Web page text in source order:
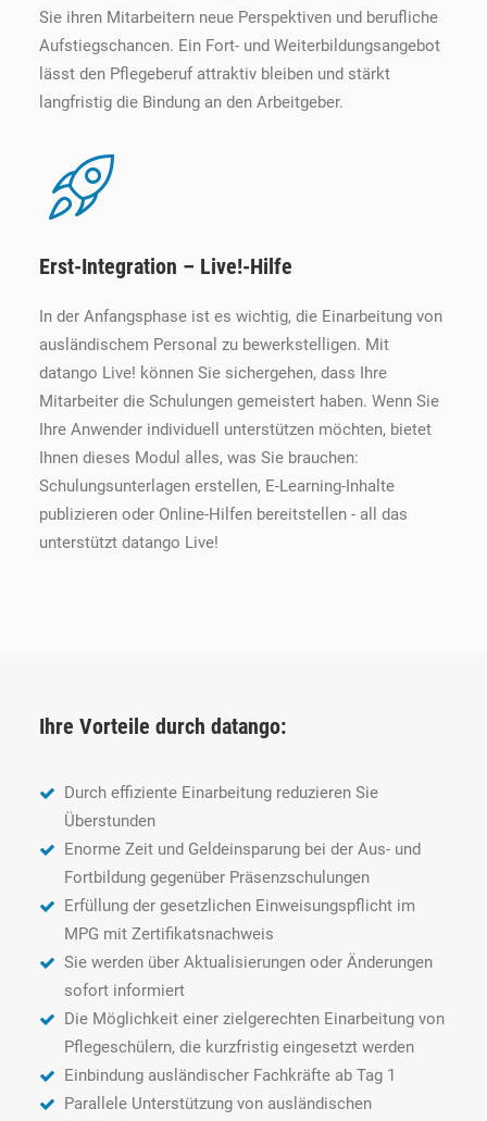
Sie ihren Mitarbeitern neue Perspektiven und berufliche
Aufstiegschancen. Ein Fort- und Weiterbildungsangebot
lässt den Pflegeberuf attraktiv bleiben und stärkt
langfristig die Bindung an den Arbeitgeber.
Erst-Integration – Live!-Hilfe
In der Anfangsphase ist es wichtig, die Einarbeitung von
ausländischem Personal zu bewerkstelligen. Mit
datango Live! können Sie sichergehen, dass Ihre
Mitarbeiter die Schulungen gemeistert haben. Wenn Sie
Ihre Anwender individuell unterstützen möchten, bietet
Ihnen dieses Modul alles, was Sie brauchen:
Schulungsunterlagen erstellen, E-Learning-Inhalte
publizieren oder Online-Hilfen bereitstellen - all das
unterstützt datango Live!
Ihre Vorteile durch datango:
Durch effiziente Einarbeitung reduzieren Sie
Überstunden
Enorme Zeit und Geldeinsparung bei der Aus- und
Fortbildung gegenüber Präsenzschulungen
Erfüllung der gesetzlichen Einweisungspflicht im
MPG mit Zertifikatsnachweis
Sie werden über Aktualisierungen oder Änderungen
sofort informiert
Die Möglichkeit einer zielgerechten Einarbeitung von
Pflegeschülern, die kurzfristig eingesetzt werden
Einbindung ausländischer Fachkräfte ab Tag 1
Parallele Unterstützung von ausländischen